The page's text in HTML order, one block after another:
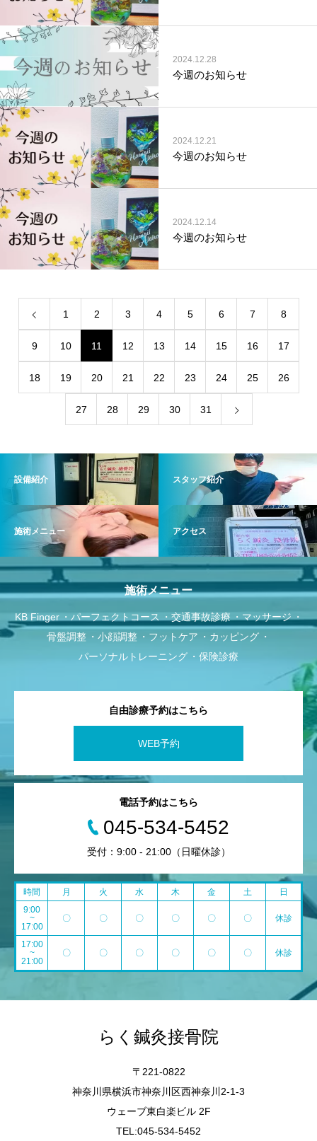
2024.12.28
今週のお知らせ
2024.12.21
今週のお知らせ
2024.12.14
今週のお知らせ
1 2 3 4 5 6 7 8
9 10 11 12 13 14 15 16 17
18 19 20 21 22 23 24 25 26
27 28 29 30 31
設備紹介 スタッフ紹介
施術メニュー アクセス
施術メニュー
KB Finger パーフェクトコース 交通事故診療
マッサージ
骨盤調整
小顔調整 フットケア
カッピング
パーソナルトレーニング
保険診療
自由診療予約はこちら
WEB予約
電話予約はこちら
045-534-5452
受付：9:00 - 21:00（日曜休診）
時間 月 火 水 木 金 土
日
9:00
~
17:00
〇 〇 〇 〇 〇 〇 休診
17:00
~
21:00
〇 〇 〇 〇 〇 〇 休診
らく鍼灸接骨院
〒221-0822
神奈川県横浜市神奈川区西神奈川2-1-3
ウェーブ東白楽ビル 2F
TEL:045-534-5452